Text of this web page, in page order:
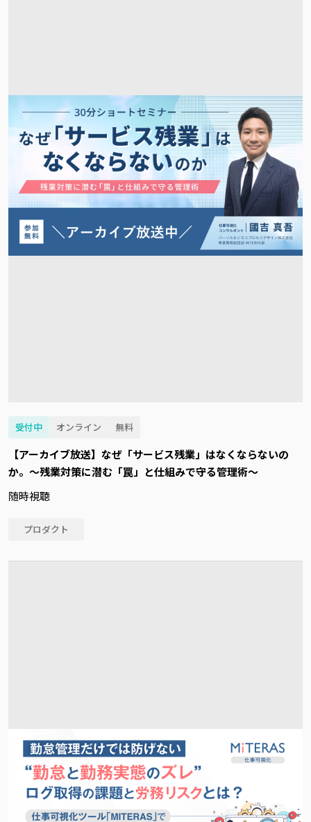
受付中 オンライン 無料
【アーカイブ放送】なぜ「サービス残業」はなくならないの
か。～残業対策に潜む「罠」と仕組みで守る管理術～
随時視聴
プロダクト